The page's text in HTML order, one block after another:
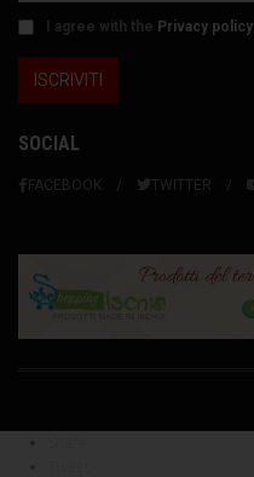
I agree with the Privacy policy
SOCIAL
FACEBOOK TWITTER